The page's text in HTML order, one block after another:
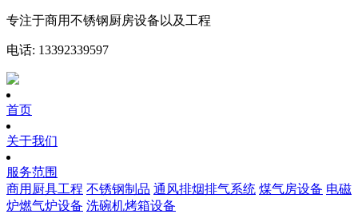
专注于商用不锈钢厨房设备以及工程
电话: 13392339597
首页
关于我们
服务范围
商用厨具工程 不锈钢制品 通风排烟排气系统 煤气房设备 电磁
炉燃气炉设备 洗碗机烤箱设备